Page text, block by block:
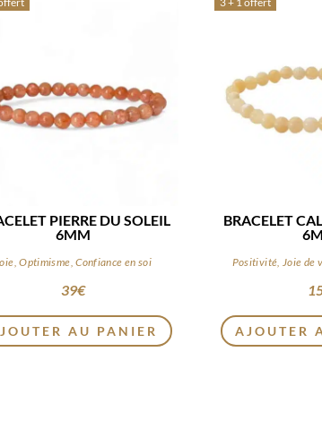
PIERRE DU SOLEIL
6MM
Optimisme, Confiance en soi
39€
AU PANIER
BRACELET
Positivité, Joie de
AJOUTER